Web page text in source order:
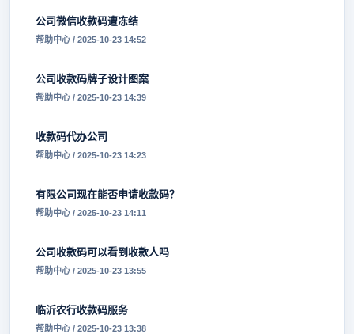
公司微信收款码遭冻结
帮助中心 / 2025-10-23 14:52
公司收款码牌子设计图案
帮助中心 / 2025-10-23 14:39
收款码代办公司
帮助中心 / 2025-10-23 14:23
有限公司现在能否申请收款码？
帮助中心 / 2025-10-23 14:11
公司收款码可以看到收款人吗
帮助中心 / 2025-10-23 13:55
临沂农行收款码服务
帮助中心 / 2025-10-23 13:38